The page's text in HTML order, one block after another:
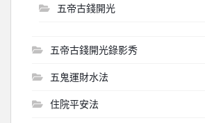
五帝古錢開光
五帝古錢開光錄影秀
五鬼運財水法
住院平安法